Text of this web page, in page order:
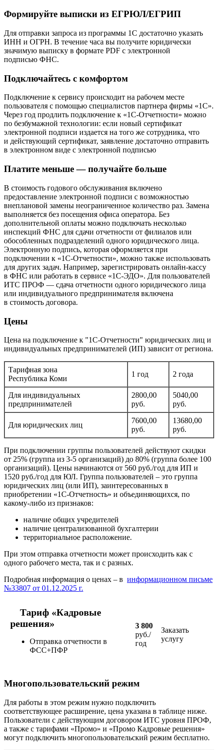
Формируйте выписки из ЕГРЮЛ/ЕГРИП
Для отправки запроса из программы 1С достаточно указать
ИНН и ОГРН. В течение часа вы получите юридически
значимую выписку в формате PDF с электронной
подписью ФНС.
Подключайтесь с комфортом
Подключение к сервису происходит на рабочем месте
пользователя с помощью специалистов партнера фирмы «1С».
Через год продлить подключение к «1С-Отчетности» можно
по безбумажной технологии: если новый сертификат
электронной подписи издается на того же сотрудника, что
и действующий сертификат, заявление достаточно отправить
в электронном виде с электронной подписью
Платите меньше — получайте больше
В стоимость годового обслуживания включено
предоставление электронной подписи с возможностью
внеплановой замены неограниченное количество раз. Замена
выполняется без посещения офиса оператора. Без
дополнительной оплаты можно подключать несколько
инспекций ФНС для сдачи отчетности от филиалов или
обособленных подразделений одного юридического лица.
Электронную подпись, которая оформляется при
подключении к «1С-Отчетности», можно также использовать
для других задач. Например, зарегистрировать онлайн-кассу
в ФНС или работать в сервисе «1С-ЭДО». Для пользователей
ИТС ПРОФ — сдача отчетности одного юридического лица
или индивидуального предпринимателя включена
в стоимость договора.
Цены
Цена на подключение к "1С-Отчетности" юридических лиц и
индивидуальных предпринимателей (ИП) зависит от региона.
Тарифная зона
Республика Коми
1 год 2 года
Для индивидуальных
предпринимателей
2800,00
руб.
5040,00
руб.
Для юридических лиц
7600,00
руб.
13680,00
руб.
При подключении группы пользователей действуют скидки
от 25% (группа из 3-5 организаций) до 80% (группа более 100
организаций). Цены начинаются от 560 руб./год для ИП и
1520 руб./год для ЮЛ. Группа пользователей – это группа
юридических лиц (или ИП), заинтересованных в
приобретении «1С-Отчетность» и объединяющихся, по
какому-либо из признаков:
наличие общих учредителей
наличие централизованной бухгалтерии
территориальное расположение.
При этом отправка отчетности может происходить как с
одного рабочего места, так и с разных.
Подробная информация о ценах – в информационном письме
№33807 от 01.12.2025 г.
Тариф «Кадровые
решения»
Отправка отчетности в
ФСС+ПФР
3 800
руб./
год
Заказать
услугу
Многопользовательский режим
Для работы в этом режим нужно подключить
соответствующее расширение, цена указана в таблице ниже.
Пользователи с действующим договором ИТС уровня ПРОФ,
а также с тарифами «Промо» и «Промо Кадровые решения»
могут подключить многопользовательский режим бесплатно.